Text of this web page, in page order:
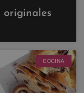
originales
COCINA